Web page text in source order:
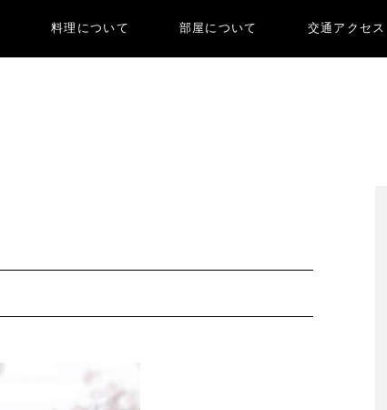
料理について 部屋について 交通アクセス